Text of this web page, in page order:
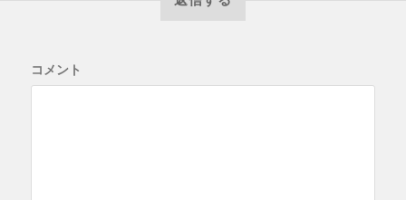
コメント